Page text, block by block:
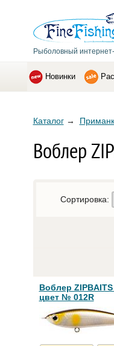
Рыболовный
Новинки
Каталог→
Воблер
Сортировка:
Воблер
цвет № 012R